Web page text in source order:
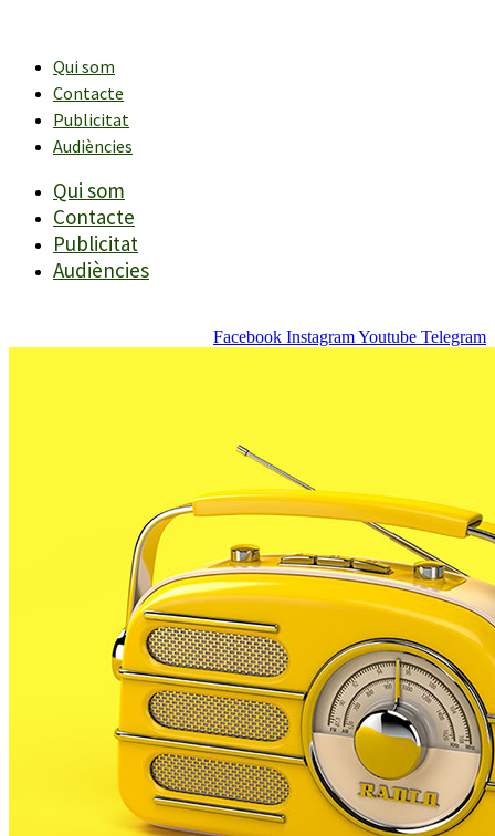
contingutQui som
Contacte
Publicitat
Audiències
Qui som
Contacte
Publicitat
Audiències
Facebook InstagramYoutube Telegram